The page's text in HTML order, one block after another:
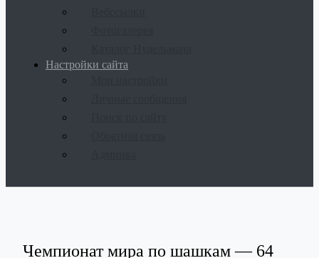
Настройки сайта
Чемпионат мира по шашкам — 64